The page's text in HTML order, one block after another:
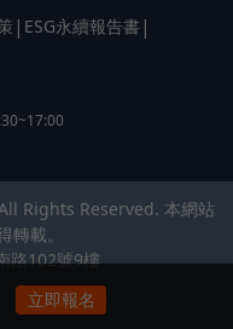
| ESG永續報告書 |
Rights Reserved. 本網站
轉載。
路102號9樓
立即報名